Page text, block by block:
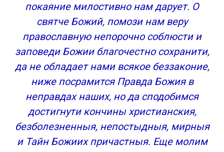
покаяние милостивно нам дарует. О
святче Божий, помози нам веру
православную непорочно соблюсти и
заповеди Божии благочестно сохранити,
да не обладает нами всякое беззаконие,
ниже посрамится Правда Божия в
неправдах наших, но да сподобимся
достигнути кончины христианския,
безболезненныя, непостыдныя, мирныя
и Тайн Божиих причастныя. Еще молим